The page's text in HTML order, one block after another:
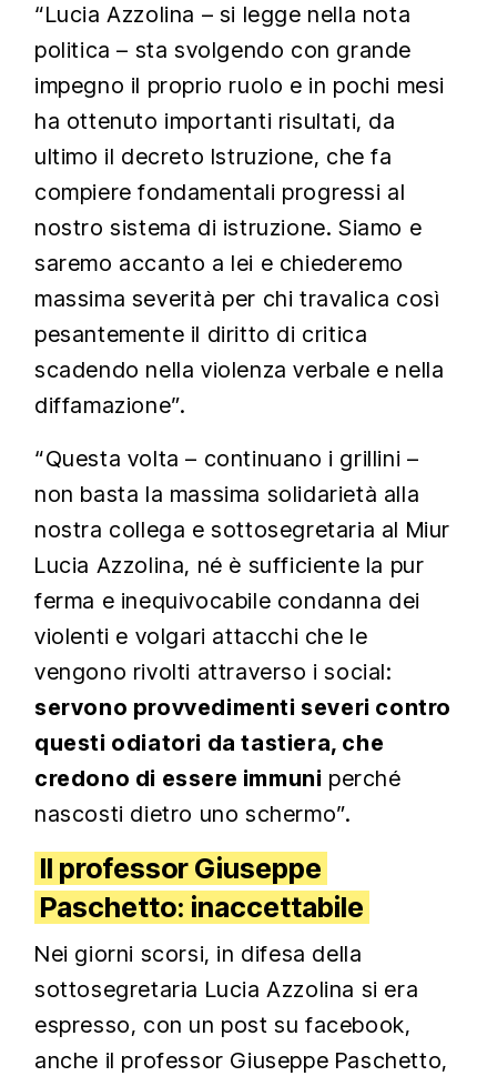
“Lucia Azzolina – si legge nella nota
politica – sta svolgendo con grande
impegno il proprio ruolo e in pochi mesi
ha ottenuto importanti risultati, da
ultimo il decreto Istruzione, che fa
compiere fondamentali progressi al
nostro sistema di istruzione. Siamo e
saremo accanto a lei e chiederemo
massima severità per chi travalica così
pesantemente il diritto di critica
scadendo nella violenza verbale e nella
diffamazione”.
“Questa volta – continuano i grillini –
non basta la massima solidarietà alla
nostra collega e sottosegretaria al Miur
Lucia Azzolina, né è sufficiente la pur
ferma e inequivocabile condanna dei
violenti e volgari attacchi che le
vengono rivolti attraverso i social:
servono provvedimenti severi contro
questi odiatori da tastiera, che
credono di essere immuni perché
nascosti dietro uno schermo”.
Il professor Giuseppe
Paschetto: inaccettabile
Nei giorni scorsi, in difesa della
sottosegretaria Lucia Azzolina si era
espresso, con un post su facebook,
anche il professor Giuseppe Paschetto,